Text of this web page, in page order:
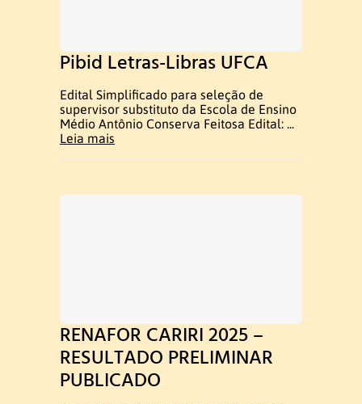
Ensino de Libras
Educação de Surdos
Estrutura Curricular
Matriz Curricular
Pibid Letras-Libras UFCA
Edital Simplificado para seleção de
supervisor substituto da Escola de Ensino
Médio Antônio Conserva Feitosa Edital: ...
Leia mais
RENAFOR CARIRI 2025 –
RESULTADO PRELIMINAR
PUBLICADO